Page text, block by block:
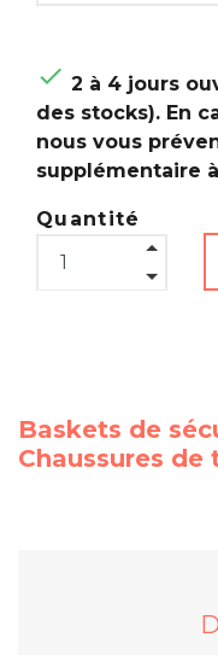
 2 à 4 jours
des stocks). En
nous vous
supplémentaire
Quantité
Baskets de
Chaussures